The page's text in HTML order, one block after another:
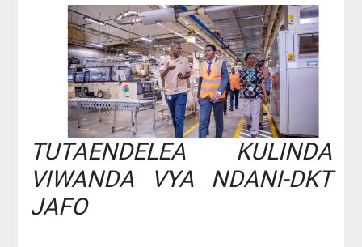
TUTAENDELEA KULINDA
VIWANDA VYA NDANI-DKT
JAFO